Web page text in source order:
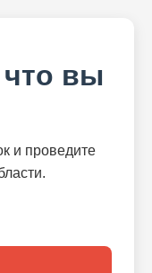
вы
и проведите